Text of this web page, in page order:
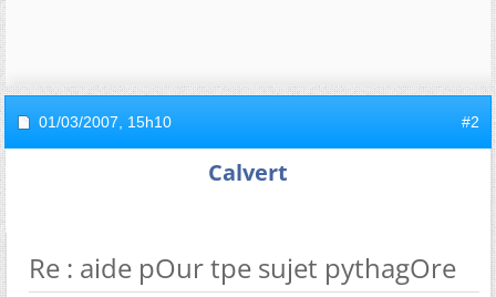
01/03/2007, 15h10 #2
Calvert
Re : aide pOur tpe sujet pythagOre